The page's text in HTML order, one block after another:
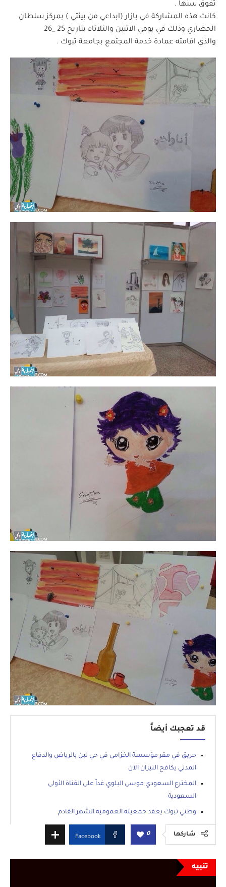
تفوق سنها .
كانت هذه المشاركة في بازار (ابداعي من بيئتي ) بمركز سلطان
الحضاري وذلك في يومي الاثنين والثلاثاء بتاريخ 25 _26
والذي اقامته عمادة خدمة المجتمع بجامعة تبوك .
قد تعجبك أيضاً
حريق في مقر مؤسسة الخزامى في حي لبن بالرياض والدفاع
المدني يكافح النيران الآن
المخترع السعودي موسى البلوي غداً على القناة الأولى
السعودية
وطني تبوك يعقد جمعيته العمومية الشهر القادم
شاركها 0
Facebook
تنبيه